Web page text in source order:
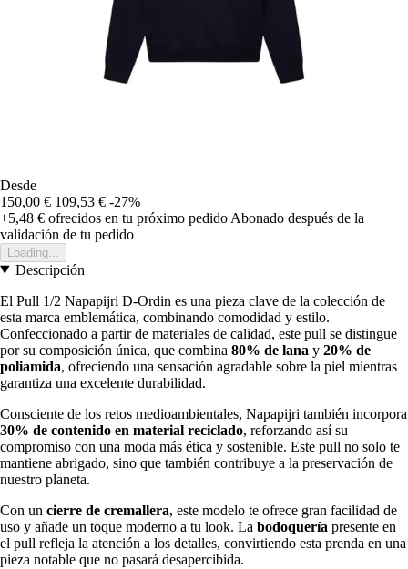
Desde
150,00 € 109,53 € -27%
+5,48 € ofrecidos en tu próximo pedido Abonado después de la
validación de tu pedido
Loading...
Descripción
El Pull 1/2 Napapijri D-Ordin es una pieza clave de la colección de
esta marca emblemática, combinando comodidad y estilo.
Confeccionado a partir de materiales de calidad, este pull se distingue
por su composición única, que combina 80% de lana y 20% de
poliamida, ofreciendo una sensación agradable sobre la piel mientras
garantiza una excelente durabilidad.
Consciente de los retos medioambientales, Napapijri también incorpora
30% de contenido en material reciclado, reforzando así su
compromiso con una moda más ética y sostenible. Este pull no solo te
mantiene abrigado, sino que también contribuye a la preservación de
nuestro planeta.
Con un cierre de cremallera, este modelo te ofrece gran facilidad de
uso y añade un toque moderno a tu look. La bodoquería presente en
el pull refleja la atención a los detalles, convirtiendo esta prenda en una
pieza notable que no pasará desapercibida.